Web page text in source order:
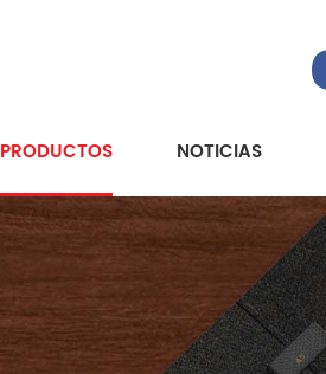
PRODUCTOS NOTICIAS